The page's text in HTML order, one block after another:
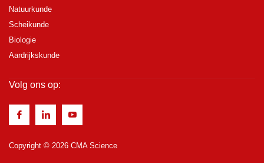
Natuurkunde
Scheikunde
Biologie
Aardrijkskunde
Volg ons op:
Copyright © 2026 CMA Science